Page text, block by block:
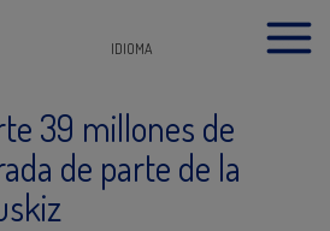
IDIOMA
39 millones de
de parte de la